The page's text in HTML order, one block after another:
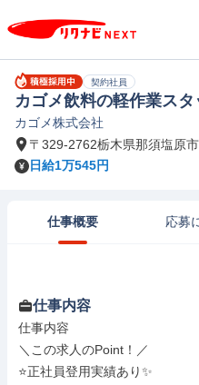
契約社員
カゴメ飲料の軽作業ス
カゴメ株式会社
〒329-2762栃木県那須塩原
日給1万545円
仕事概要 応募
仕事内容
仕事内容
＼この求人のPoint！／
⭐正社員登用実績あり✨